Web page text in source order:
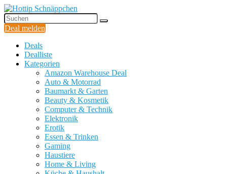
Deal melden
Deals
Dealliste
Kategorien
Amazon Warehouse Deal
Auto & Motorrad
Baumarkt & Garten
Beauty & Kosmetik
Computer & Technik
Elektronik
Erotik
Essen & Trinken
Gaming
Haustiere
Home & Living